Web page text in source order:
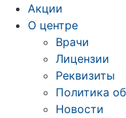
Акции
О центре
Врачи
Лицензии
Реквизиты
Политика
Новости